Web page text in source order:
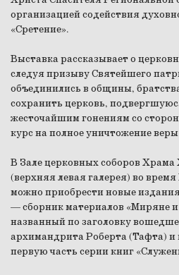
организацией содействия
«Сретение».
Выставка рассказывает о
следуя призыву Святейшего
объединились в общины,
сохранить церковь,
жесточайшим гонениям со
курс на полное уничтожение
В Зале церковных соборов Храма
(верхняя левая галерея) во
можно приобрести новые
— сборник материалов «Миряне и
названный по заголовку
архимандрита Роберта (Тафта)
первую часть серии книг